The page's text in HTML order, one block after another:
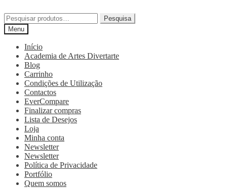
Pesquisa
Menu
Início
Academia de Artes Divertarte
Blog
Carrinho
Condições de Utilização
Contactos
EverCompare
Finalizar compras
Lista de Desejos
Loja
Minha conta
Newsletter
Newsletter
Política de Privacidade
Portfólio
Quem somos